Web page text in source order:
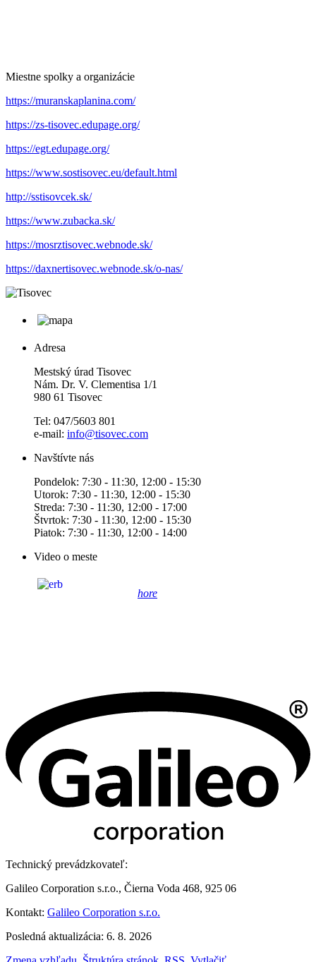
Miestne spolky a organizácie
https://muranskaplanina.com/
https://zs-tisovec.edupage.org/
https://egt.edupage.org/
https://www.sostisovec.eu/default.html
http://sstisovcek.sk/
https://www.zubacka.sk/
https://mosrztisovec.webnode.sk/
https://daxnertisovec.webnode.sk/o-nas/
Adresa
Mestský úrad Tisovec
Nám. Dr. V. Clementisa 1/1
980 61 Tisovec
Tel: 047/5603 801
e-mail: info@tisovec.com
Navštívte nás
Pondelok: 7:30 - 11:30, 12:00 - 15:30
Utorok: 7:30 - 11:30, 12:00 - 15:30
Streda: 7:30 - 11:30, 12:00 - 17:00
Štvrtok: 7:30 - 11:30, 12:00 - 15:30
Piatok: 7:30 - 11:30, 12:00 - 14:00
Video o meste
hore
Technický prevádzkovateľ:
Galileo Corporation s.r.o., Čierna Voda 468, 925 06
Kontakt: Galileo Corporation s.r.o.
Posledná aktualizácia: 6. 8. 2026